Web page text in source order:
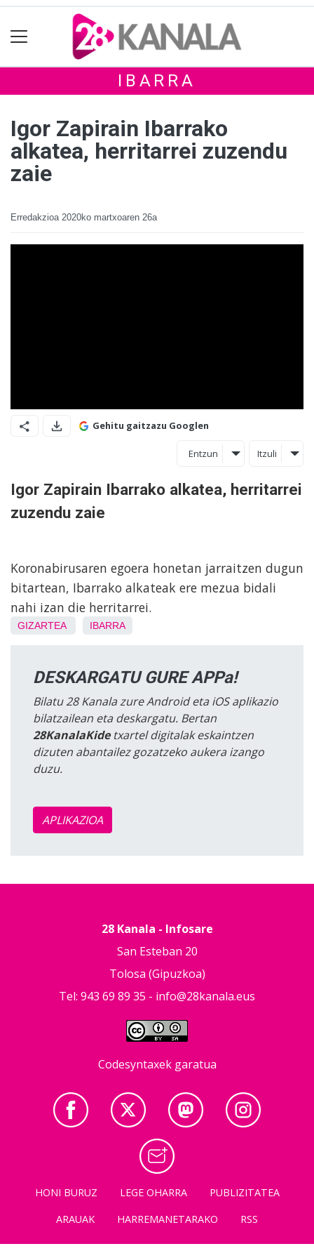
IBARRA
Igor Zapirain Ibarrako
alkatea, herritarrei zuzendu
zaie
Erredakzioa 2020ko martxoaren 26a
Gehitu gaitzazu Googlen
Entzun Itzuli
Igor Zapirain Ibarrako alkatea, herritarrei
zuzendu zaie
Koronabirusaren egoera honetan jarraitzen dugun
bitartean, Ibarrako alkateak ere mezua bidali
nahi izan die herritarrei.
GIZARTEA IBARRA
DESKARGATU GURE APPa!
Bilatu 28 Kanala zure Android eta iOS aplikazio
bilatzailean eta deskargatu. Bertan
28KanalaKidetxartel digitalak eskaintzen
dizuten abantailez gozatzeko aukera izango
duzu.
APLIKAZIOA
28 Kanala - Infosare
San Esteban 20
Tolosa (Gipuzkoa)
Tel: 943 69 89 35 - info@28kanala.eus
Codesyntaxek garatua
HONI BURUZ LEGE OHARRA
PUBLIZITATEA
ARAUAK
HARREMANETARAKO RSS